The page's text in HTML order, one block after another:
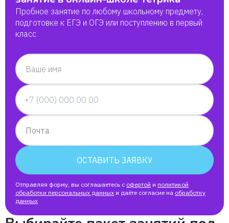
Пробное занятие по любому школьному предмету,
подготовке к ЕГЭ и ОГЭ или поступлению в первый
класс
Ваше имя
Почта
ОСТАВИТЬ ЗАЯВКУ
Отправляя форму, вы соглашаетесь с офертой и политикой
обработки персональных данных и даёте согласие на обработку
данных